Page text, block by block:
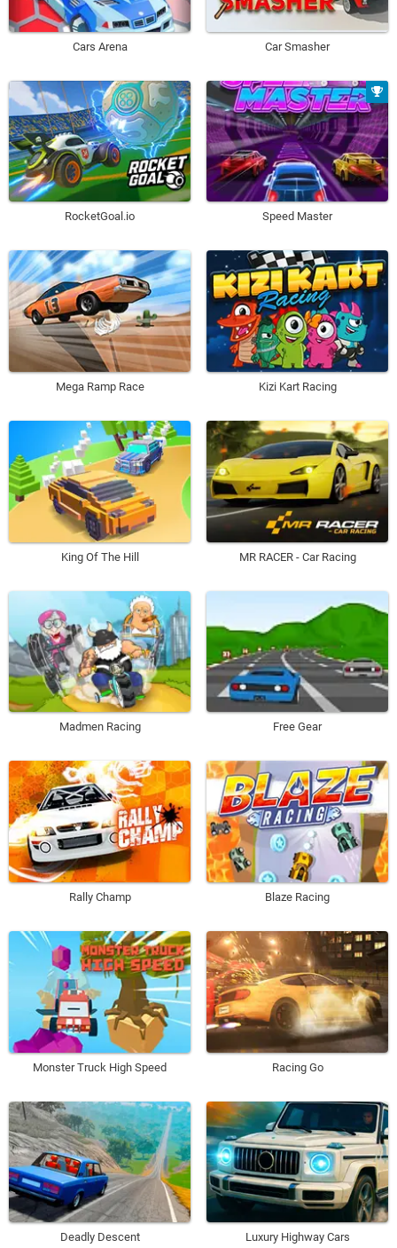
Cars Arena Car Smasher
RocketGoal.io Speed Master
Mega Ramp Race Kizi Kart Racing
King Of The Hill MR RACER - Car Racing
Madmen Racing Free Gear
Rally Champ Blaze Racing
Monster Truck High Speed Racing Go
Deadly Descent Luxury Highway Cars